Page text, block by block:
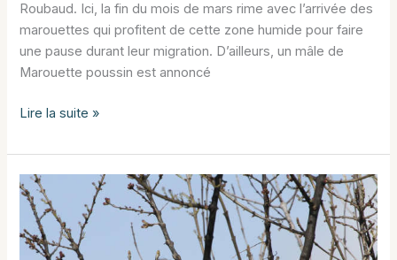
Roubaud. Ici, la fin du mois de mars rime avec l’arrivée des
marouettes qui profitent de cette zone humide pour faire
une pause durant leur migration. D’ailleurs, un mâle de
Marouette poussin est annoncé
Marouette
le
Roubaud
Lire la suite »